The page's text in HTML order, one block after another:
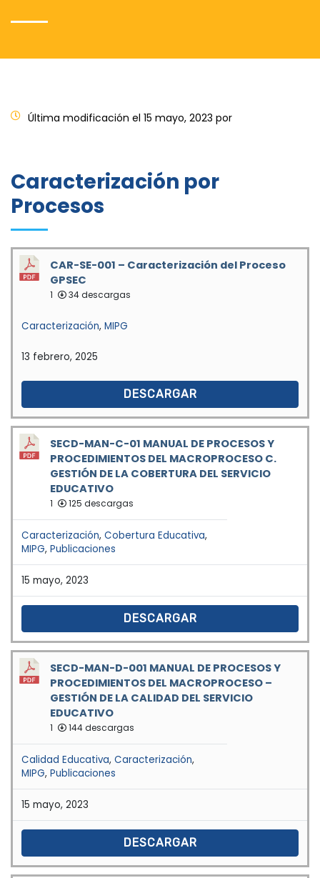
Última modificación el 15 mayo, 2023 por
Caracterización por
Procesos
CAR-SE-001 – Caracterización del Proceso
GPSEC
1 34 descargas
Caracterización, MIPG
13 febrero, 2025
DESCARGAR
SECD-MAN-C-01 MANUAL DE PROCESOS Y
PROCEDIMIENTOS DEL MACROPROCESO C.
GESTIÓN DE LA COBERTURA DEL SERVICIO
EDUCATIVO
1 125 descargas
Caracterización, Cobertura Educativa,
MIPG, Publicaciones
15 mayo, 2023
DESCARGAR
SECD-MAN-D-001 MANUAL DE PROCESOS Y
PROCEDIMIENTOS DEL MACROPROCESO –
GESTIÓN DE LA CALIDAD DEL SERVICIO
EDUCATIVO
1 144 descargas
Calidad Educativa, Caracterización,
MIPG, Publicaciones
15 mayo, 2023
DESCARGAR